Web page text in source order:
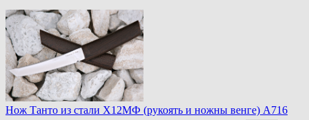
Нож Танто из стали Х12МФ (рукоять и ножны венге) A716